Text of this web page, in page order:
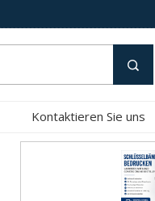
Kontaktieren Sie uns